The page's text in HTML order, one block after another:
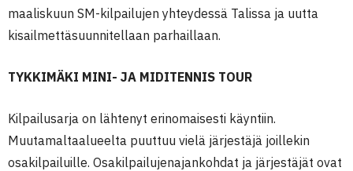
maaliskuun SM-kilpailujen yhteydessä Talissa ja uutta
kisailmettäsuunnitellaan parhaillaan.
TYKKIMÄKI MINI- JA MIDITENNIS TOUR
Kilpailusarja on lähtenyt erinomaisesti käyntiin.
Muutamaltaalueelta puuttuu vielä järjestäjä joillekin
osakilpailuille. Osakilpailujenajankohdat ja järjestäjät ovat